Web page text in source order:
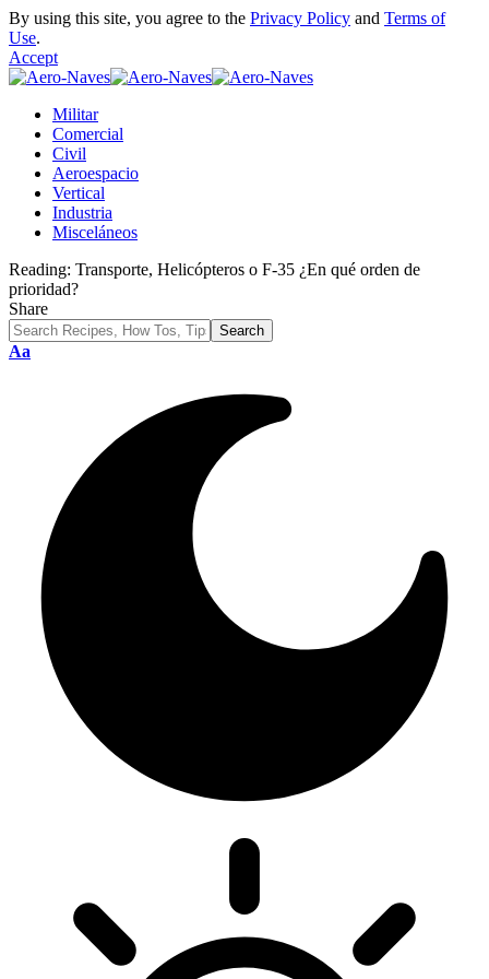
By using this site, you agree to the Privacy Policy and Terms of
Use.
Accept
Militar
Comercial
Civil
Aeroespacio
Vertical
Industria
Misceláneos
Reading: Transporte, Helicópteros o F-35 ¿En qué orden de
prioridad?
Share
Font
Aa